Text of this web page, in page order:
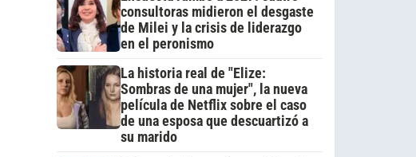
consultoras midieron el desgaste
de Milei y la crisis de liderazgo
en el peronismo
La historia real de "Elize:
Sombras de una mujer", la nueva
película de Netflix sobre el caso
de una esposa que descuartizó a
su marido